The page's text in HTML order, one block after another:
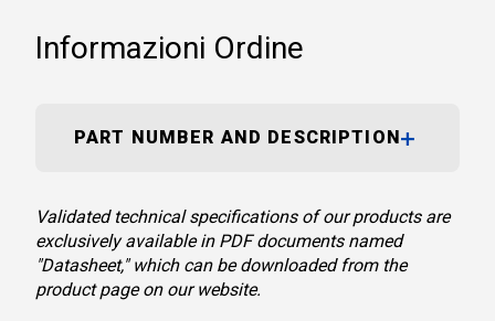
Informazioni Ordine
PART NUMBER AND DESCRIPTION
Validated technical specifications of our products are
exclusively available in PDF documents named
"Datasheet," which can be downloaded from the
product page on our website.